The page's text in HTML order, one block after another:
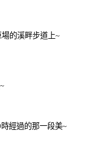
的溪畔步道上~
~
時經過的那一段美~